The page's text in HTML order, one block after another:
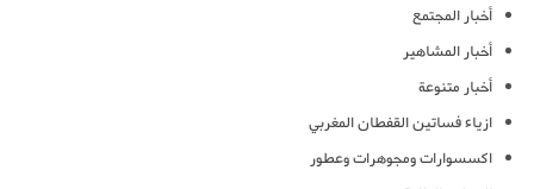
أخبار المجتمع
أخبار المشاهير
أخبار متنوعة
ازياء فساتين القفطان المغربي
اكسسوارات ومجوهرات وعطور